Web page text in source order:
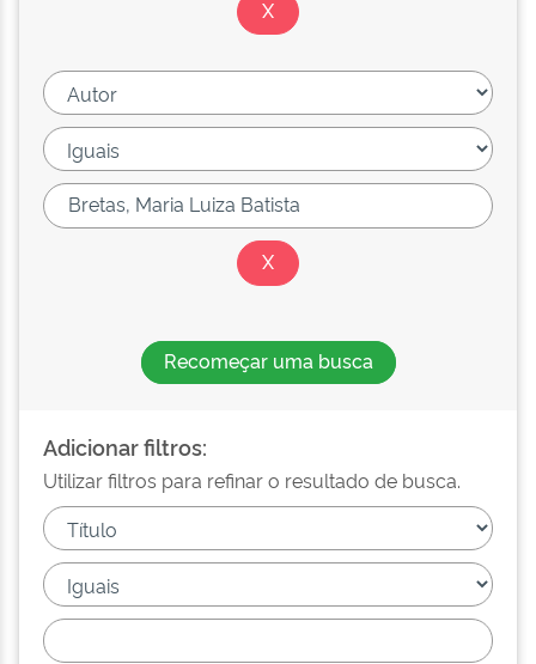
Recomeçar uma busca
Adicionar filtros:
Utilizar filtros para refinar o resultado de busca.